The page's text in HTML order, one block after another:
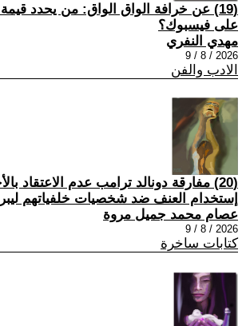
(19) عن خرافة الواق الواق: من يحدد
على فيسبوك؟
مهدي النفري
2026 / 8 / 9
الادب والفن
(20) مفارقة دونالد ترامب عدم الاعتقاد
إستخدام العنف ضد شخصيات خلفياتهم
عصام محمد جميل مروة
2026 / 8 / 9
كتابات ساخرة